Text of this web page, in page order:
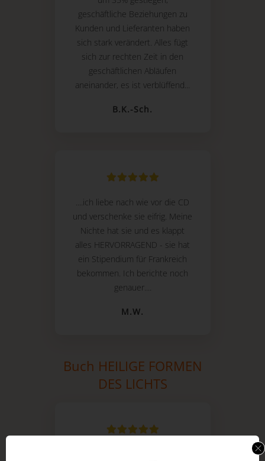
geschäftliche Beziehungen zu
Kunden und Lieferanten haben
sich stark verändert. Alles fügt
sich zur rechten Zeit in den
geschäftlichen Abläufen
aneinander, es ist verblüffend...
B.K.-Sch.
....ich liebe nach wie vor die CD
und verschenke sie eifrig. Meine
Nichte hat sie und es klappt
alles HERVORRAGEND - sie hat
ein Stipendium für Frankreich
bekommen. Ich berichte noch
genauer....
M.W.
Buch HEILIGE FORMEN
DES LICHTS